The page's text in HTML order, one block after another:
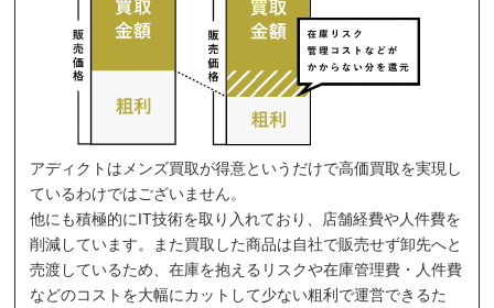
アディクトはメンズ買取が得意というだけで高価買取を実現し
ているわけではございません。
他にも積極的にIT技術を取り入れており、店舗経費や人件費を
削減しています。また買取した商品は自社で販売せず卸先へと
売渡しているため、在庫を抱えるリスクや在庫管理費・人件費
などのコストを大幅にカットして少ない粗利で運営できるた